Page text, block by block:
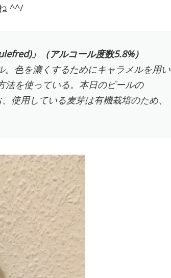
^^/
」（アルコール度数5.8%）
色を濃くするためにキャラメルを用い
法を使っている。本日のビールの
使用している麦芽は有機栽培のため、